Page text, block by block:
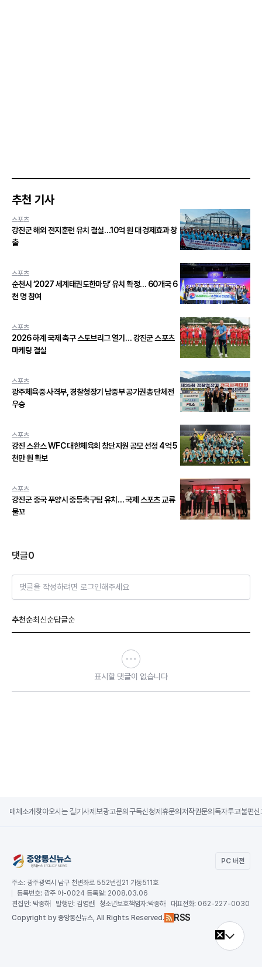
추천 기사
스포츠
강진군 해외 전지훈련 유치 결실…10억 원 대 경제효과 창
출
스포츠
순천시 ‘2027 세계태권도한마당’ 유치 확정… 60개국 6
천 명 참여
스포츠
2026 하계 국제 축구 스토브리그 열기… 강진군 스포츠
마케팅 결실
스포츠
광주체육중 사격부, 경찰청장기 남중부 공기권총 단체전
우승
스포츠
강진 스완스 WFC 대한체육회 창단지원 공모 선정 4억 5
천만 원 확보
스포츠
강진군 중국 푸양시 중등축구팀 유치… 국제 스포츠 교류
물꼬
댓글0
댓글을 작성하려면 로그인해주세요
추천순최신순답글순
표시할 댓글이 없습니다
매체소개 찾아오시는 길기사제보광고문의 구독신청제휴문의 저작권문의 독자투고불편신
PC 버전
주소: 광주광역시 남구 천변좌로 552번길21 가동511호
등록번호: 광주 아-0024 등록일: 2008.03.06
편집인: 박종하 발행인: 김영란 청소년보호책임자:박종하 대표전화: 062-227-0030
Copyright by 중앙통신뉴스, All Rights Reserved. RSS